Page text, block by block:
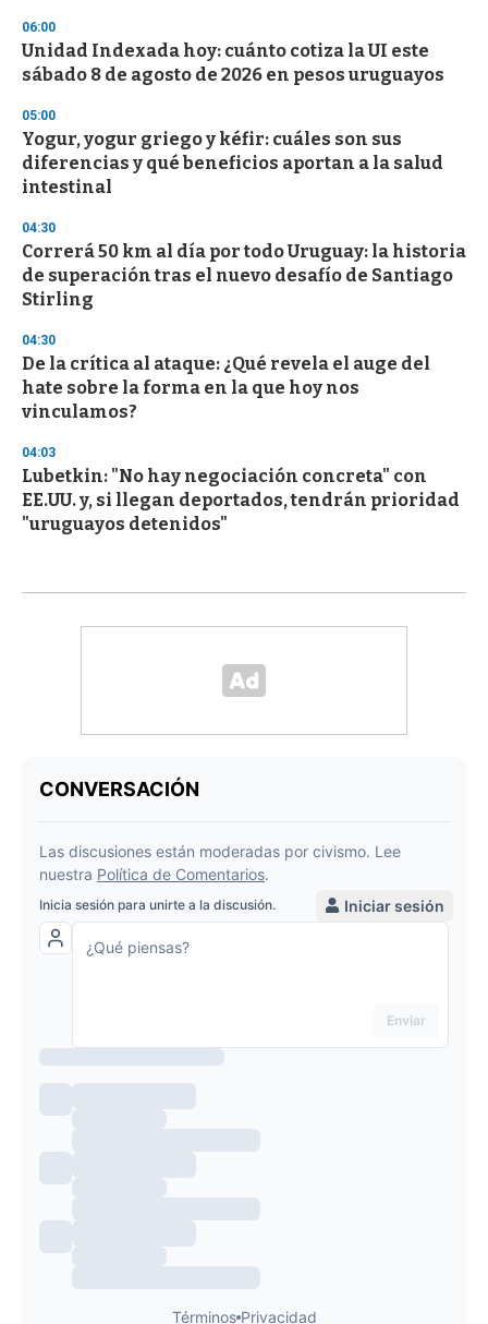
06:00
Unidad Indexada hoy: cuánto cotiza la UI este
sábado 8 de agosto de 2026 en pesos uruguayos
05:00
Yogur, yogur griego y kéfir: cuáles son sus
diferencias y qué beneficios aportan a la salud
intestinal
04:30
Correrá 50 km al día por todo Uruguay: la historia
de superación tras el nuevo desafío de Santiago
Stirling
04:30
De la crítica al ataque: ¿Qué revela el auge del
hate sobre la forma en la que hoy nos
vinculamos?
04:03
Lubetkin: "No hay negociación concreta" con
EE.UU. y, si llegan deportados, tendrán prioridad
"uruguayos detenidos"